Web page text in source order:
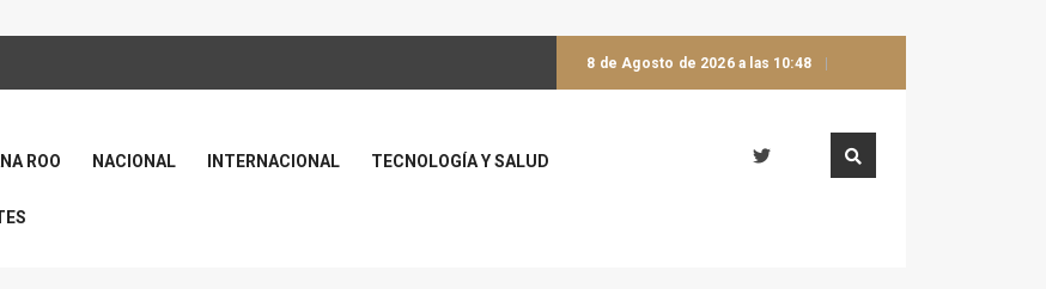
8 de Agosto de 2026 a las 10:48
ROO NACIONAL INTERNACIONAL TECNOLOGÍA Y SALUD